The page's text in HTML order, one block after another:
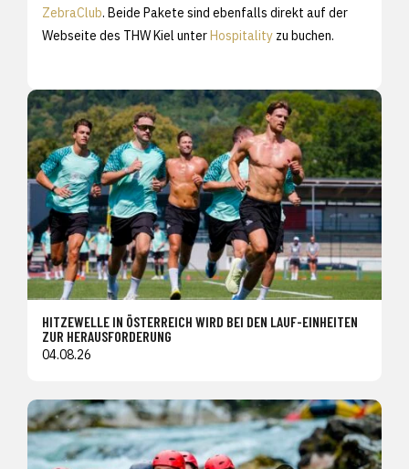
ZebraClub. Beide Pakete sind ebenfalls direkt auf der
Webseite des THW Kiel unterHospitality zu buchen.
HITZEWELLE IN ÖSTERREICH WIRD BEI DEN LAUF-EINHEITEN
ZUR HERAUSFORDERUNG
04.08.26